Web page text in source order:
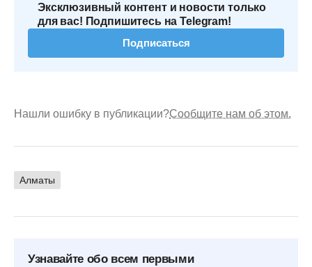
Эксклюзивный контент и новости только
для вас! Подпишитесь на Telegram!
Подписаться
Нашли ошибку в публикации?Сообщите нам об этом.
Алматы
Узнавайте обо всем первыми